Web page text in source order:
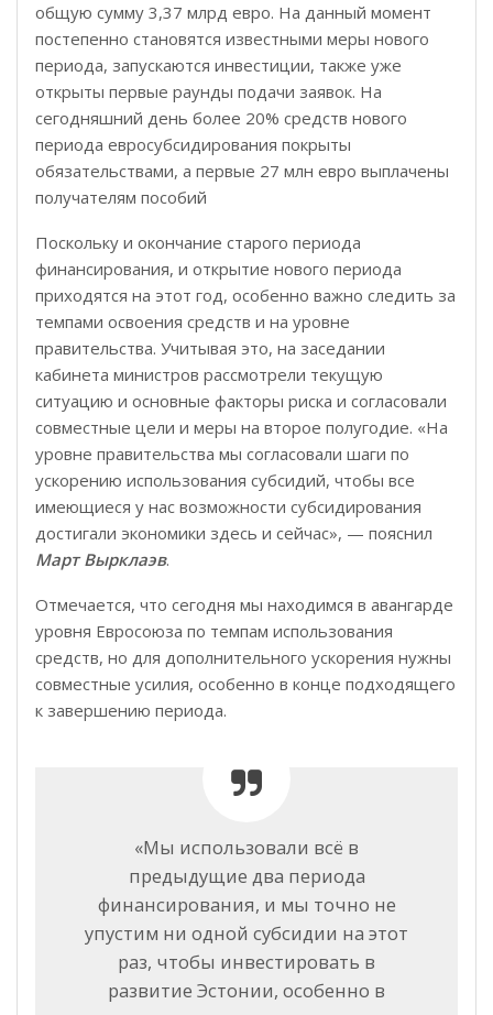
общую сумму 3,37 млрд евро. На данный момент
постепенно становятся известными меры нового
периода, запускаются инвестиции, также уже
открыты первые раунды подачи заявок. На
сегодняшний день более 20% средств нового
периода евросубсидирования покрыты
обязательствами, а первые 27 млн евро ​​выплачены
получателям пособий
Поскольку и окончание старого периода
финансирования, и открытие нового периода
приходятся на этот год, особенно важно следить за
темпами освоения средств и на уровне
правительства. Учитывая это, на заседании
кабинета министров рассмотрели текущую
ситуацию и основные факторы риска и согласовали
совместные цели и меры на второе полугодие. «На
уровне правительства мы согласовали шаги по
ускорению использования субсидий, чтобы все
имеющиеся у нас возможности субсидирования
достигали экономики здесь и сейчас», — пояснил
Март Вырклаэв.
Отмечается, что сегодня мы находимся в авангарде
уровня Евросоюза по темпам использования
средств, но для дополнительного ускорения нужны
совместные усилия, особенно в конце подходящего
к завершению периода.
«Мы использовали всё в
предыдущие два периода
финансирования, и мы точно не
упустим ни одной субсидии на этот
раз, чтобы инвестировать в
развитие Эстонии, особенно в